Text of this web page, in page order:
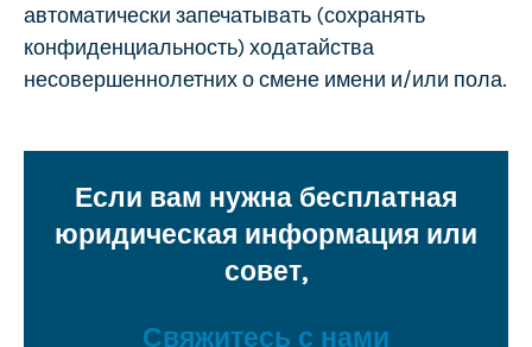
автоматически запечатывать (сохранять
конфиденциальность) ходатайства
несовершеннолетних о смене имени и/или пола.
Если вам нужна бесплатная
юридическая информация или
совет,
Свяжитесь с нами